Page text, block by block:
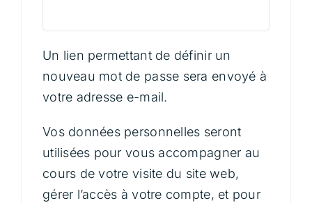
Un lien permettant de définir un
nouveau mot de passe sera envoyé à
votre adresse e-mail.
Vos données personnelles seront
utilisées pour vous accompagner au
cours de votre visite du site web,
gérer l’accès à votre compte, et pour